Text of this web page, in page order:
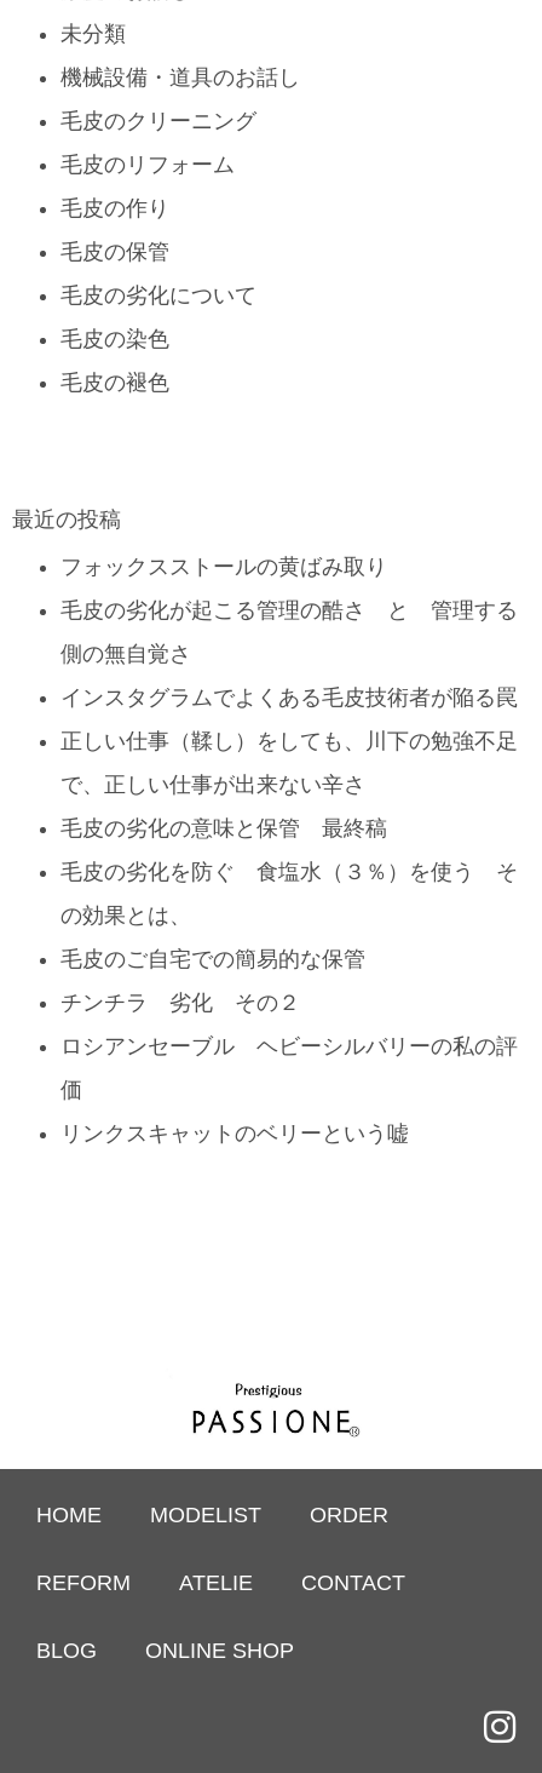
未分類
機械設備・道具のお話し
毛皮のクリーニング
毛皮のリフォーム
毛皮の作り
毛皮の保管
毛皮の劣化について
毛皮の染色
毛皮の褪色
最近の投稿
フォックスストールの黄ばみ取り
毛皮の劣化が起こる管理の酷さ と 管理する
側の無自覚さ
インスタグラムでよくある毛皮技術者が陥る罠
正しい仕事（鞣し）をしても、川下の勉強不足
で、正しい仕事が出来ない辛さ
毛皮の劣化の意味と保管 最終稿
毛皮の劣化を防ぐ 食塩水（３％）を使う そ
の効果とは、
毛皮のご自宅での簡易的な保管
チンチラ 劣化 その２
ロシアンセーブル ヘビーシルバリーの私の評
価
リンクスキャットのベリーという嘘
HOME MODELIST ORDER
REFORM ATELIE CONTACT
BLOG ONLINE SHOP